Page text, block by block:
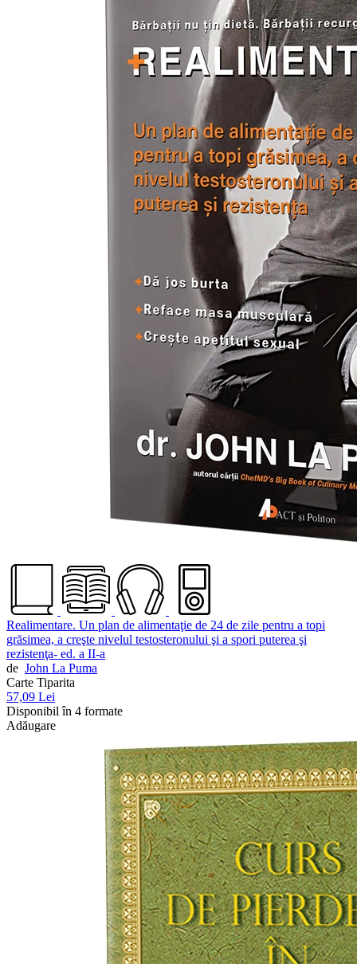
Realimentare. Un plan de alimentaţie de 24 de zile pentru a topi
grăsimea, a creşte nivelul testosteronului şi a spori puterea şi
rezistenţa- ed. a II-a
de John La Puma
Carte Tiparita
57,09 Lei
Disponibil în 4 formate
Adăugare